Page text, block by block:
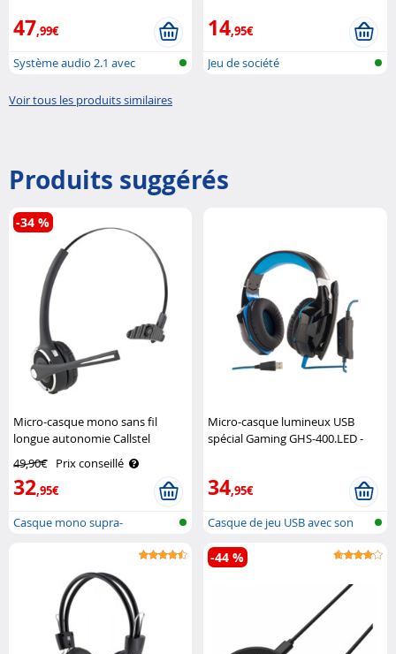
47,99€
Système audio 2.1 avec
14,95€
Jeu de société
Voir tous les produits similaires
Produits suggérés
Micro-casque mono sans fil
longue autonomie Callstel
49,90€ Prix conseillé
32,95€
-34 %
Casque mono supra-
Micro-casque lumineux USB
spécial Gaming GHS-400.LED -
34,95€
Casque de jeu USB avec son
surround..
-44 %